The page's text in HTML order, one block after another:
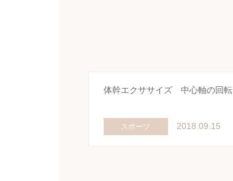
体幹エクササイズ 中心軸の回転
スポーツ 2018.09.15